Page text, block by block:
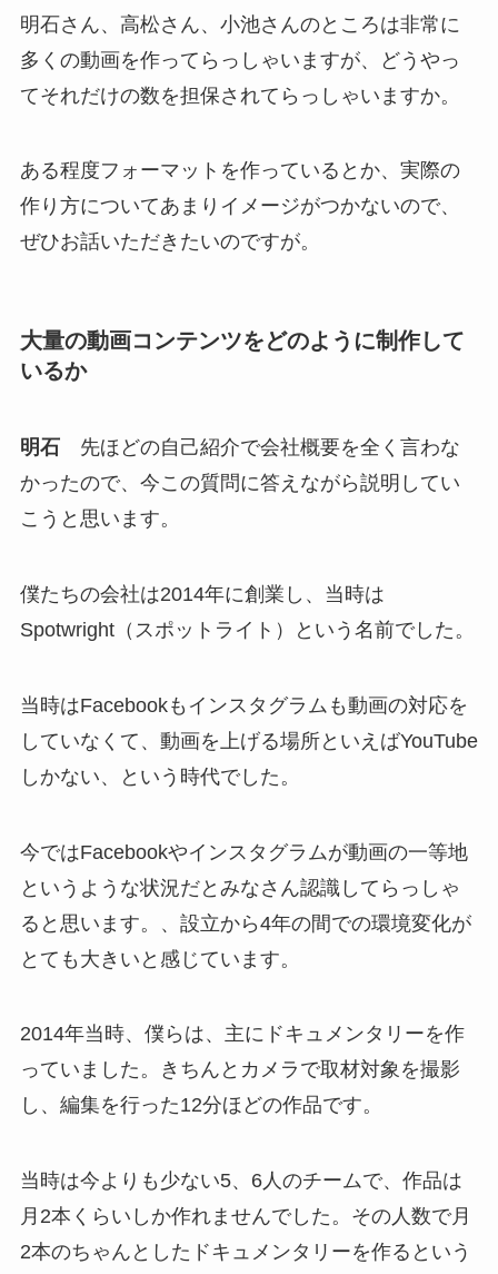
明石さん、高松さん、小池さんのところは非常に
多くの動画を作ってらっしゃいますが、どうやっ
てそれだけの数を担保されてらっしゃいますか。
ある程度フォーマットを作っているとか、実際の
作り方についてあまりイメージがつかないので、
ぜひお話いただきたいのですが。
大量の動画コンテンツをどのように制作して
いるか
明石先ほどの自己紹介で会社概要を全く言わな
かったので、今この質問に答えながら説明してい
こうと思います。
僕たちの会社は2014年に創業し、当時は
Spotwright（スポットライト）という名前でした。
当時はFacebookもインスタグラムも動画の対応を
していなくて、動画を上げる場所といえばYouTube
しかない、という時代でした。
今ではFacebookやインスタグラムが動画の一等地
というような状況だとみなさん認識してらっしゃ
ると思います。、設立から4年の間での環境変化が
とても大きいと感じています。
2014年当時、僕らは、主にドキュメンタリーを作
っていました。きちんとカメラで取材対象を撮影
し、編集を行った12分ほどの作品です。
当時は今よりも少ない5、6人のチームで、作品は
月2本くらいしか作れませんでした。その人数で月
2本のちゃんとしたドキュメンタリーを作るという